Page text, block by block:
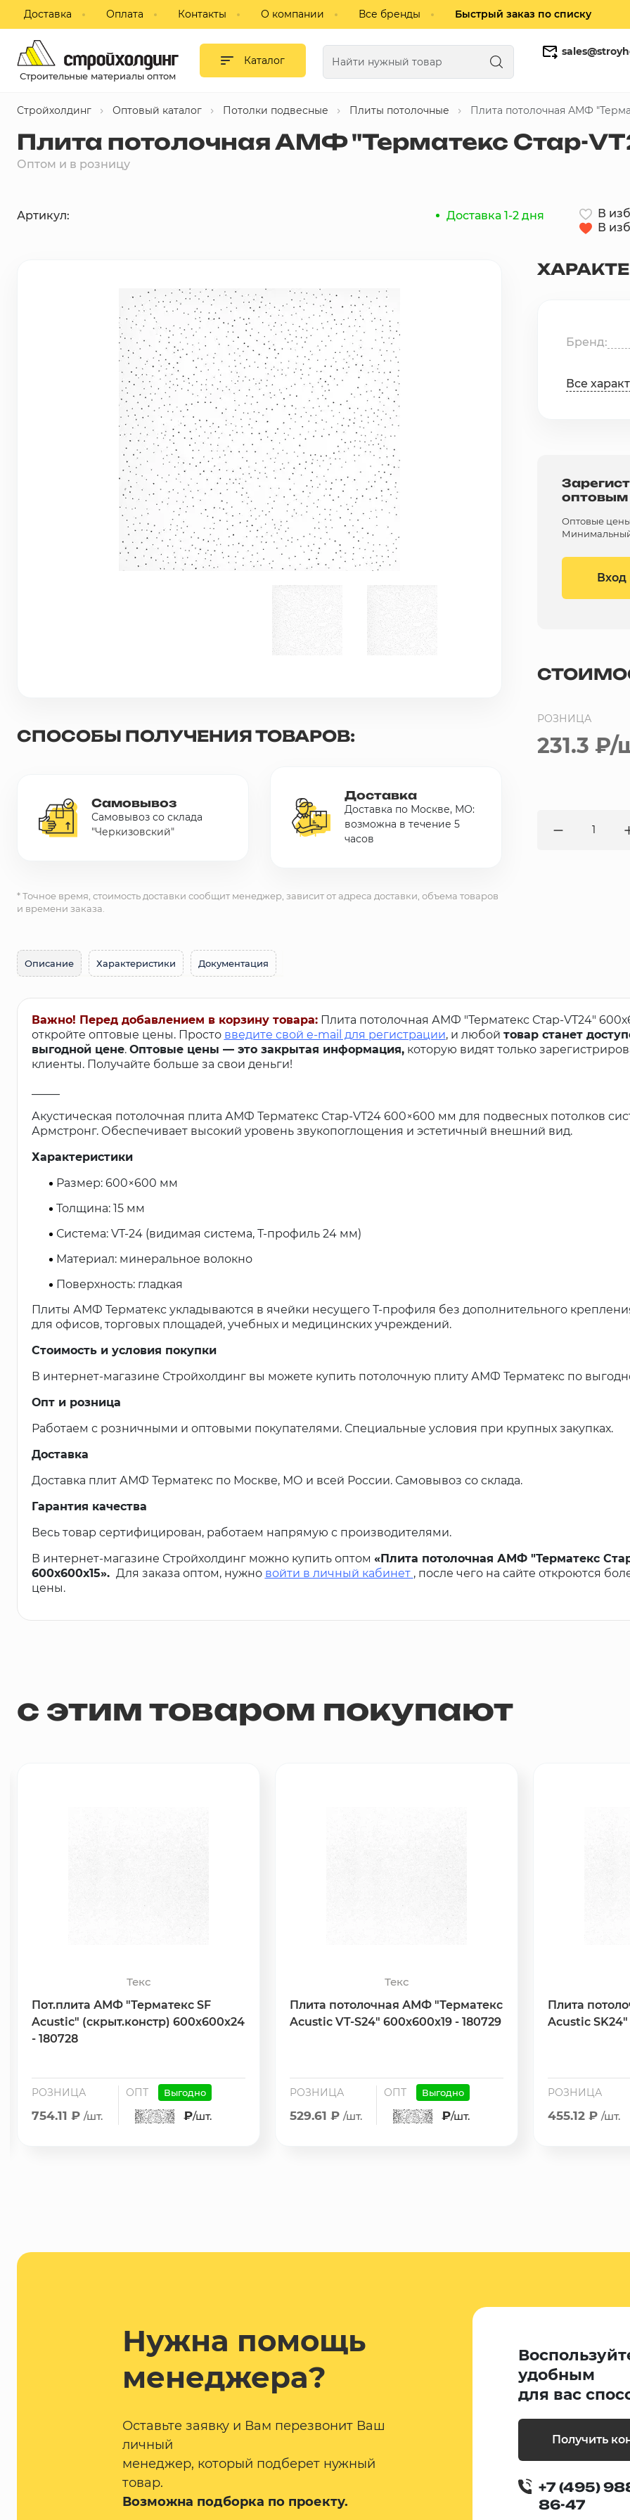
Доставка Оплата Контакты О компании Все бренды Быстрый заказ по списку
Строительные материалы оптом
Каталог
Гипсокартон и листовые
материалы
Сухие смеси
ГКЛ
пазогребневые, кирпич
Грунтовки, ПВА, спец. растворы
Герметики, жидкие гвозди, пена
Саморезы, дюбеля, шурупы
Инструмент и оборудование
Стеклосетки, ленты
строительные, серпянки
Лакокрасочные материалы
Удалено из прайс-листа
Стройхолдинг Оптовый каталог Потолки подвесные Плиты потолочные Плита потолочная АМФ
Плита потолочная АМФ "Терматекс Стар-
Оптом и в розницу
Артикул: Доставка 1-2 дня
В
В
СПОСОБЫ ПОЛУЧЕНИЯ ТОВАРОВ:
Самовывоз
Самовывоз со склада
"Черкизовский"
Доставка
Доставка по Москве, МО:
возможна в течение 5
часов
* Точное время, стоимость доставки сообщит менеджер, зависит от адреса доставки, объема товаров
и времени заказа.
Бренд
Все
Оптовые цены
Минимальный
Вход
РОЗНИЦА
231.3 ₽/
Описание Характеристики Документация
Важно! Перед добавлением в корзину товара: Плита потолочная АМФ "Терматекс Стар-VT24"
откройте оптовые цены. Просто введите свой e-mail для регистрации, и любой товар станет
выгодной цене. Оптовые цены — это закрытая информация,которую видят только
клиенты. Получайте больше за свои деньги!
Акустическая потолочная плита АМФ Терматекс Стар-VT24 600×600 мм для подвесных потолков
Армстронг. Обеспечивает высокий уровень звукопоглощения и эстетичный внешний вид.
Характеристики
Размер: 600×600 мм
Толщина: 15 мм
Система: VT-24 (видимая система, Т-профиль 24 мм)
Материал: минеральное волокно
Поверхность: гладкая
Плиты АМФ Терматекс укладываются в ячейки несущего Т-профиля без дополнительного
для офисов, торговых площадей, учебных и медицинских учреждений.
Стоимость и условия покупки
В интернет-магазине Стройхолдинг вы можете купить потолочную плиту АМФ Терматекс по
Опт и розница
Работаем с розничными и оптовыми покупателями. Специальные условия при крупных закупках.
Доставка
Доставка плит АМФ Терматекс по Москве, МО и всей России. Самовывоз со склада.
Гарантия качества
Весь товар сертифицирован, работаем напрямую с производителями.
В интернет-магазине Стройхолдинг можно купить оптом «Плита потолочная АМФ "Терматекс
600х600х15». Для заказа оптом, нужно войти в личный кабинет , после чего на сайте откроются
цены.
с этим товаром покупают
Текс
Пот.плита АМФ "Терматекс SF
Acustic" (скрыт.констр) 600х600х24
- 180728
РОЗНИЦА
754.11 ₽ /шт.
ОПТ Выгодно
₽/шт.
Текс
Плита потолочная АМФ "Терматекс
Acustic VT-S24" 600х600х19 - 180729
РОЗНИЦА
529.61 ₽ /шт.
ОПТ Выгодно
₽/шт.
Плита
Acustic SK24"
РОЗНИЦА
455.12 ₽ /шт.
Нужна помощь
менеджера?
Оставьте заявку и Вам перезвонит Ваш
личный
менеджер, который подберет нужный
товар.
Возможна подборка по проекту.
удобным
для вас
Получить
+7 (495)
86-47